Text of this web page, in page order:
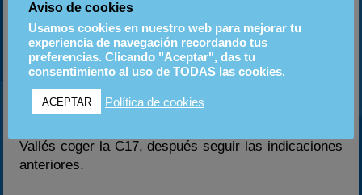
montaña donde está situado el circuito. Si alguien se
pierde mejor seguir las indicaciones de la ITV, está
muy cerca.
Desde Pamplona hay varias opciones:
Vallés coger la C17, después seguir las indicaciones
anteriores.
Aviso de cookies
Usamos cookies en nuestro web para mejorar tu
experiencia de navegación recordando tus
preferencias. Clicando "Aceptar", das tu
consentimiento al uso de TODAS las cookies.
ACEPTAR Política de cookies